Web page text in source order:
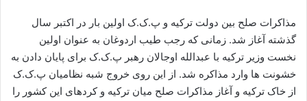
مذاکرات صلح بین دولت ترکیه و پ.ک.ک اولین بار در اکتبر سال
گذشته آغاز شد. زمانی که رجب طیب اردوغان به عنوان اولین
نخست وزیر ترکیه با عبدالله اوجالان رهبر پ.ک.ک برای پایان دادن به
خشونت ها وارد مذاکره شد. از این روی خروج شبه نظامیان پ.ک.ک
از خاک ترکیه و آغاز مذاکرات صلح میان ترکیه و کردهای این کشور را